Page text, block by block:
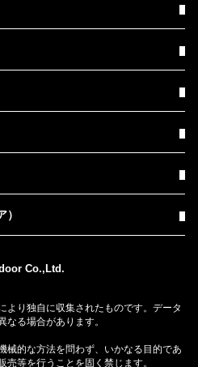
Co.,Ltd.
より独自に収集されたものです。データ
なる場合があります。
械的な方法を問わず、いかなる目的であ
売等を行うことを固く禁じます。